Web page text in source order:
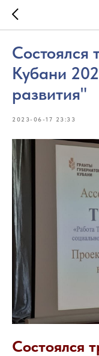
Кубани
развития"
2023-06-17 23:33
Состоялся